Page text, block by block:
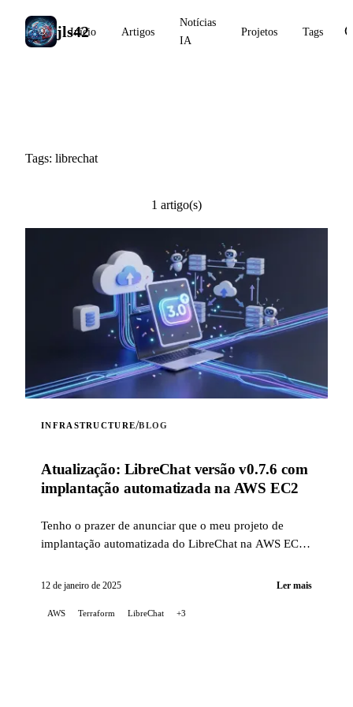
jls42
Início Artigos
Notícias
IA
Projetos Tags
Tags: librechat
1 artigo(s)
INFRASTRUCTURE/BLOG
Atualização: LibreChat versão v0.7.6 com
implantação automatizada na AWS EC2
Tenho o prazer de anunciar que o meu projeto de
implantação automatizada do LibreChat na AWS EC2
com as mudanças recentes na forma de instalar o
12 de janeiro de 2025 Ler mais
AWS Terraform LibreChat +3